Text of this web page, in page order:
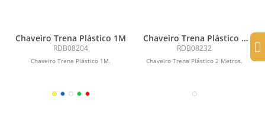
Chaveiro Trena Plástico 1M
RDB08204
Chaveiro Trena Plástico 1M.
Chaveiro Trena Plástico 2
Metros
RDB08232
Chaveiro Trena Plástico 2 Metros.